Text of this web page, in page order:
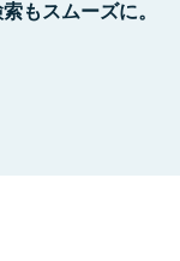
もスムーズに。